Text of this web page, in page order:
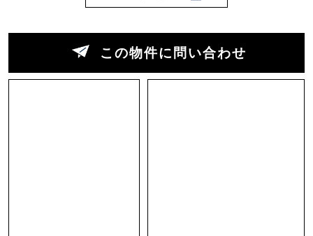
この物件に問い合わせ